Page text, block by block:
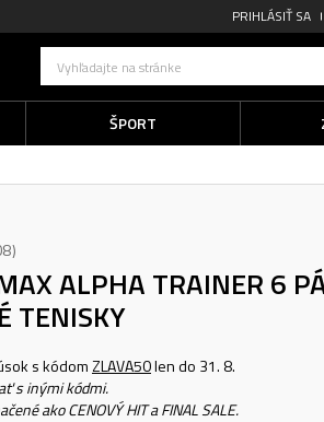
PRIHLÁSIŤ SA
Vyhľadajte na stránke
ŠPORT
ALPHA TRAINER 6
TENISKY
s kódomZLAVA50len do 31. 8.
s inými kódmi.
ako CENOVÝ HIT a FINAL SALE.